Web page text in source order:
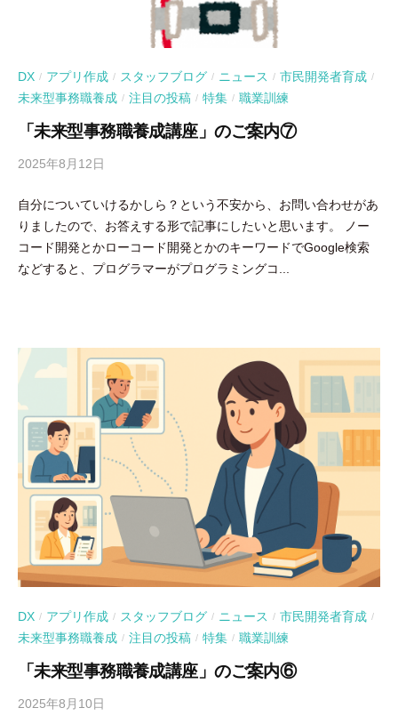
DX / アプリ作成 / スタッフブログ / ニュース / 市民開発者育成 /
未来型事務職養成 / 注目の投稿 / 特集 / 職業訓練
「未来型事務職養成講座」のご案内⑦
2025年8月12日
吉
田
豪
自分についていけるかしら？という不安から、お問い合わせがあ
りましたので、お答えする形で記事にしたいと思います。 ノー
コード開発とかローコード開発とかのキーワードでGoogle検索
などすると、プログラマーがプログラミングコ...
DX / アプリ作成 / スタッフブログ / ニュース / 市民開発者育成 /
未来型事務職養成 / 注目の投稿 / 特集 / 職業訓練
「未来型事務職養成講座」のご案内⑥
2025年8月10日